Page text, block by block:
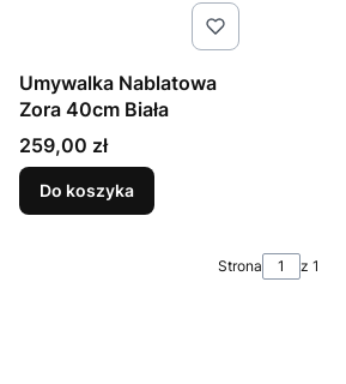
Umywalka Nablatowa
Zora 40cm Biała
Cena
259,00 zł
Do koszyka
Strona z 1